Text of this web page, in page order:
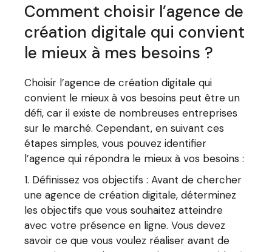
Comment choisir l’agence de
création digitale qui convient
le mieux à mes besoins ?
Choisir l’agence de création digitale qui
convient le mieux à vos besoins peut être un
défi, car il existe de nombreuses entreprises
sur le marché. Cependant, en suivant ces
étapes simples, vous pouvez identifier
l’agence qui répondra le mieux à vos besoins :
Définissez vos objectifs : Avant de chercher
une agence de création digitale, déterminez
les objectifs que vous souhaitez atteindre
avec votre présence en ligne. Vous devez
savoir ce que vous voulez réaliser avant de